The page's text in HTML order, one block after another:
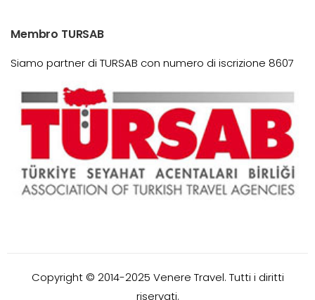
Membro TURSAB
Siamo partner di TURSAB con numero di iscrizione 8607
Copyright © 2014-2025 Venere Travel. Tutti i diritti
riservati.